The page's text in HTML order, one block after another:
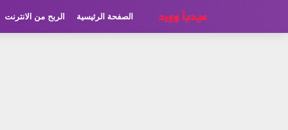
الصفحة الرئيسية الربح من الانترنت